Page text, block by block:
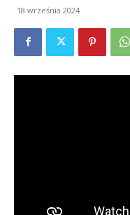
18 września 2024